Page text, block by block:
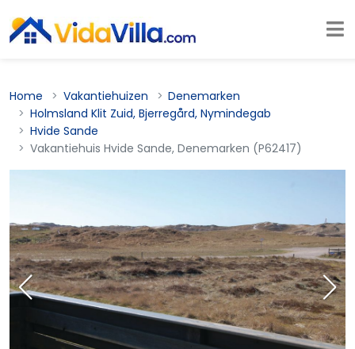
Home Vakantiehuizen
Denemarken
Holmsland Klit Zuid, Bjerregård, Nymindegab
Hvide Sande
Vakantiehuis Hvide Sande, Denemarken (P62417)